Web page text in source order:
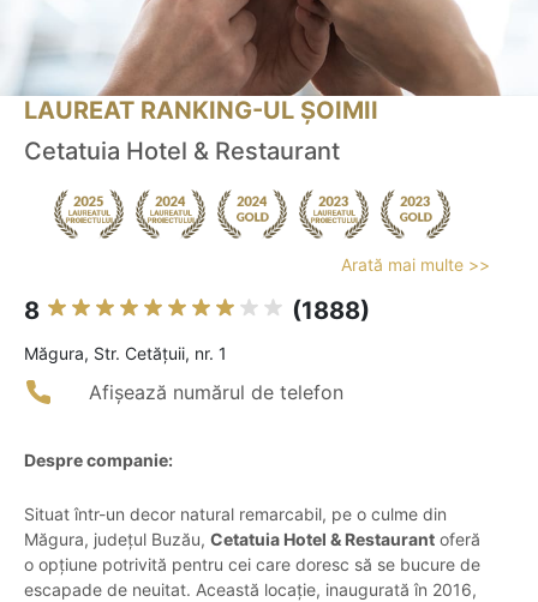
LAUREAT RANKING-UL ȘOIMII
Cetatuia Hotel & Restaurant
Arată mai multe >>
8 (1888)
Măgura, Str. Cetățuii, nr. 1
Afișează numărul de telefon
Despre companie:
Situat într-un decor natural remarcabil, pe o culme din
Măgura, județul Buzău, Cetatuia Hotel & Restaurant oferă
o opțiune potrivită pentru cei care doresc să se bucure de
escapade de neuitat. Această locație, inaugurată în 2016,